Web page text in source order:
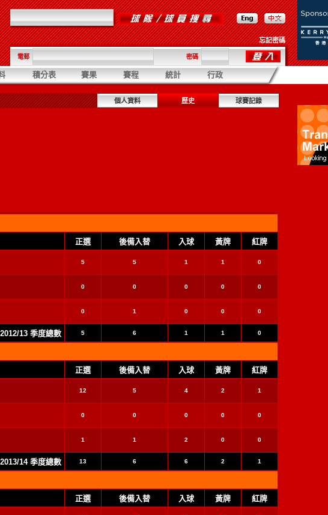
忘記密碼
電郵 密碼
積分表 賽果 賽程 統計 行政
個人資料 歷史 球賽記錄
正選 後備入替 入球 黃牌
紅牌
5 5 1 1 0
0 0 0 0 0
0 1 0 0 0
2012/13 季度總數 5 6 1 1 0
正選 後備入替 入球 黃牌
紅牌
12 5 4 2 1
0 0 0 0 0
1 1 2 0 0
2013/14 季度總數 13 6 6 2 1
正選 後備入替 入球 黃牌
紅牌